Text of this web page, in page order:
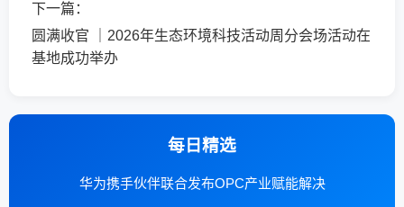
下一篇：
圆满收官 ｜2026年生态环境科技活动周分会场活动在
基地成功举办
每日精选
华为携手伙伴联合发布OPC产业赋能解决